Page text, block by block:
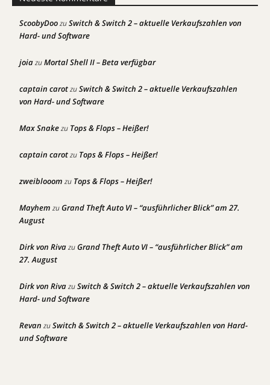
ScoobyDoozuSwitch & Switch 2 – aktuelle Verkaufszahlen von
Hard- und Software
joiazuMortal Shell II – Beta verfügbar
captain carotzuSwitch & Switch 2 – aktuelle Verkaufszahlen
von Hard- und Software
Max Snakezu Tops & Flops – Heißer!
captain carotzu Tops & Flops – Heißer!
zweiblooom zu Tops & Flops – Heißer!
Mayhem zuGrand Theft Auto VI – “ausführlicher Blick” am 27.
August
Dirk von RivazuGrand Theft Auto VI – “ausführlicher Blick” am
27. August
Dirk von RivazuSwitch & Switch 2 – aktuelle Verkaufszahlen von
Hard- und Software
Revan zuSwitch & Switch 2 – aktuelle Verkaufszahlen von Hard-
und Software